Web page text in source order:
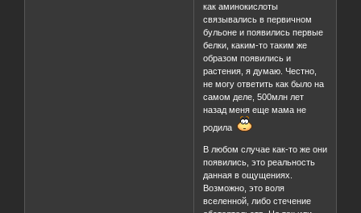
как аминокислоты
связывались в первичном
бульоне и появились первые
белки, каким-то таким же
образом появились и
растения, я думаю. Честно,
не могу ответить как было на
самом деле, 500млн лет
назад меня еще мама не
родила
В любом случае как-то же они
появились, это реальность
данная в ощущениях.
Возможно, это воля
вселенной, либо стечение